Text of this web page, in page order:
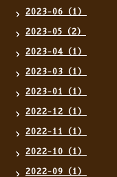
2023-06（1）
2023-05（2）
2023-04（1）
2023-03（1）
2023-01（1）
2022-12（1）
2022-11（1）
2022-10（1）
2022-09（1）